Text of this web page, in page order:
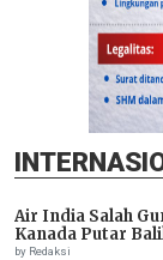
Air India Salah
Kanada Putar
by Redaksi